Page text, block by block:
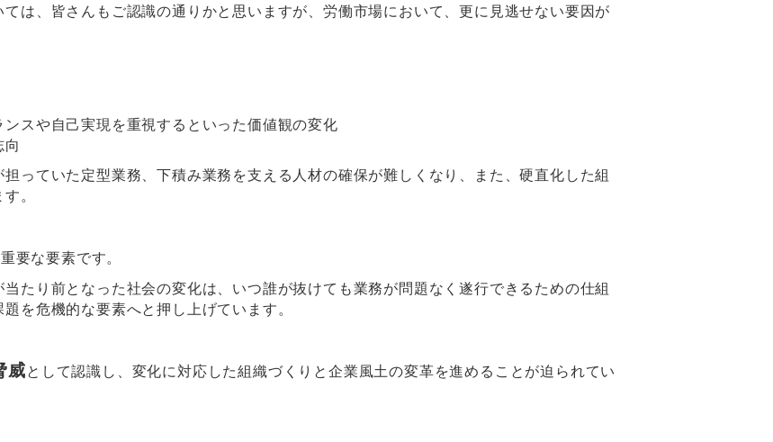
ては、皆さんもご認識の通りかと思いますが、労働市場において、更に見逃せない要因が
スや自己実現を重視するといった価値観の変化
向
っていた定型業務、下積み業務を支える人材の確保が難しくなり、また、硬直化した組
。
要な要素です。
たり前となった社会の変化は、いつ誰が抜けても業務が問題なく遂行できるための仕組
を危機的な要素へと押し上げています。
威として認識し、変化に対応した組織づくりと企業風土の変革を進めることが迫られてい